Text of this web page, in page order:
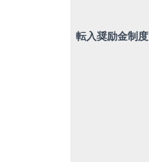
転入奨励金制度